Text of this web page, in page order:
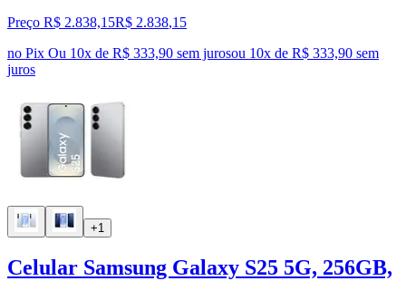
Preço R$ 2.838,15R$ 2.838,15
no Pix Ou 10x de R$ 333,90 sem jurosou 10x de R$ 333,90 sem
juros
+1
Celular Samsung Galaxy S25 5G, 256GB,